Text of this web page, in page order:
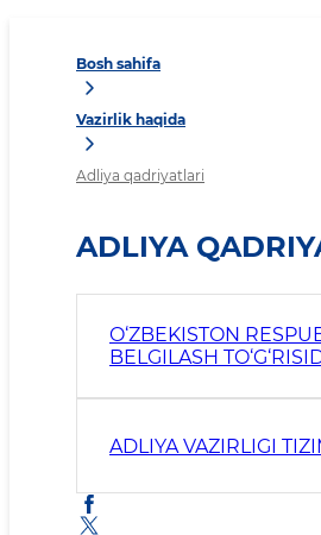
Bosh sahifa
Vazirlik haqida
Adliya qadriyatlari
ADLIYA
O‘ZBEKISTON
BELGILASH
ADLIYA VAZIRLIGI